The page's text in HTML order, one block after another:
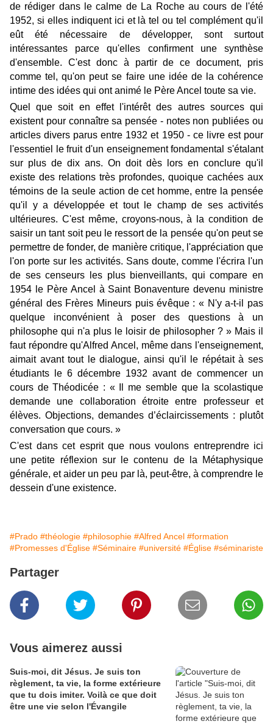
de rédiger dans le calme de La Roche au cours de l'été
1952, si elles indiquent ici et là tel ou tel complément qu'il
eût été nécessaire de développer, sont surtout
intéressantes parce qu'elles confirment une synthèse
d'ensemble. C'est donc à partir de ce document, pris
comme tel, qu'on peut se faire une idée de la cohérence
intime des idées qui ont animé le Père Ancel toute sa vie.
Quel que soit en effet l'intérêt des autres sources qui
existent pour connaître sa pensée - notes non publiées ou
articles divers parus entre 1932 et 1950 - ce livre est pour
l'essentiel le fruit d'un enseignement fondamental s'étalant
sur plus de dix ans. On doit dès lors en conclure qu'il
existe des relations très profondes, quoique cachées aux
témoins de la seule action de cet homme, entre la pensée
qu'il y a développée et tout le champ de ses activités
ultérieures. C'est même, croyons-nous, à la condition de
saisir un tant soit peu le ressort de la pensée qu'on peut se
permettre de fonder, de manière critique, l'appréciation que
l'on porte sur les activités. Sans doute, comme l'écrira l'un
de ses censeurs les plus bienveillants, qui compare en
1954 le Père Ancel à Saint Bonaventure devenu ministre
général des Frères Mineurs puis évêque : « N'y a-t-il pas
quelque inconvénient à poser des questions à un
philosophe qui n'a plus le loisir de philosopher ? » Mais il
faut répondre qu'Alfred Ancel, même dans l'enseignement,
aimait avant tout le dialogue, ainsi qu'il le répétait à ses
étudiants le 6 décembre 1932 avant de commencer un
cours de Théodicée : « Il me semble que la scolastique
demande une collaboration étroite entre professeur et
élèves. Objections, demandes d’éclaircissements : plutôt
conversation que cours. »
C'est dans cet esprit que nous voulons entreprendre ici
une petite réflexion sur le contenu de la Métaphysique
générale, et aider un peu par là, peut-être, à comprendre le
dessein d'une existence.
#Prado #théologie #philosophie #Alfred Ancel #formation
#Promesses d'Église #Séminaire #université #Église #séminariste
Partager
Vous aimerez aussi
Suis-moi, dit Jésus. Je suis ton
règlement, ta vie, la forme extérieure
que tu dois imiter. Voilà ce que doit
être une vie selon l'Évangile